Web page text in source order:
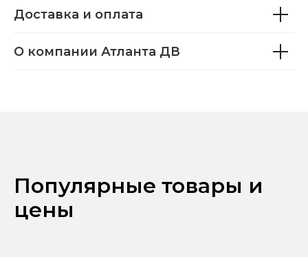
Доставка и оплата
О компании Атланта ДВ
Популярные товары и
цены